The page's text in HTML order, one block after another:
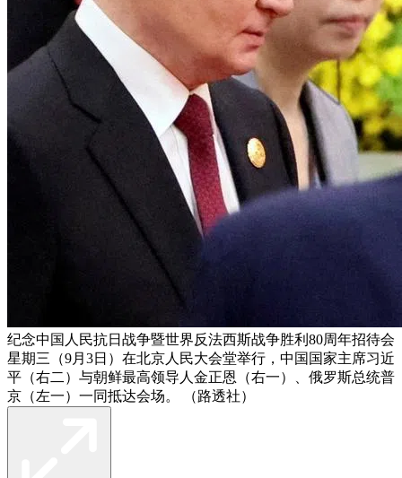
纪念中国人民抗日战争暨世界反法西斯战争胜利80周年招待会
星期三（9月3日）在北京人民大会堂举行，中国国家主席习近
平（右二）与朝鲜最高领导人金正恩（右一）、俄罗斯总统普
京（左一）一同抵达会场。 （路透社）